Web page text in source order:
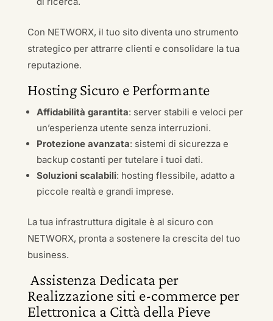
Con NETWORX, il tuo sito diventa uno strumento
strategico per attrarre clienti e consolidare la tua
reputazione.
Hosting Sicuro e Performante
Affidabilità garantita: server stabili e veloci per
un’esperienza utente senza interruzioni.
Protezione avanzata: sistemi di sicurezza e
backup costanti per tutelare i tuoi dati.
Soluzioni scalabili: hosting flessibile, adatto a
piccole realtà e grandi imprese.
La tua infrastruttura digitale è al sicuro con
NETWORX, pronta a sostenere la crescita del tuo
business.
Assistenza Dedicata per
Realizzazione siti e-commerce per
Elettronica a Città della Pieve